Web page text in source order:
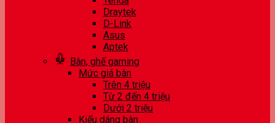
Draytek
D-Link
Asus
Aptek
Bàn, ghế gaming
Mức giá bàn
Trên 4 triệu
Từ 2 đến 4 triệu
Dưới 2 triệu
Kiểu dáng bàn